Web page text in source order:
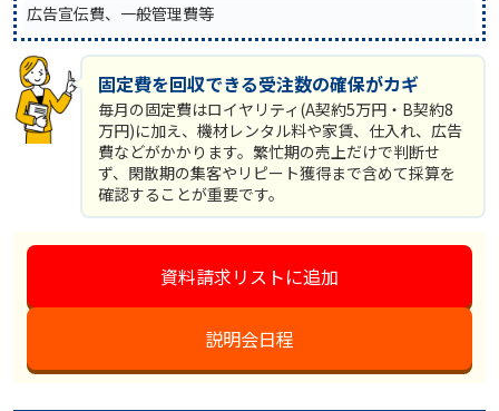
広告宣伝費、一般管理費等
固定費を回収できる受注数の確保がカギ
毎月の固定費はロイヤリティ(A契約5万円・B契約8
万円)に加え、機材レンタル料や家賃、仕入れ、広告
費などがかかります。繁忙期の売上だけで判断せ
ず、閑散期の集客やリピート獲得まで含めて採算を
確認することが重要です。
資料請求リストに追加
説明会日程